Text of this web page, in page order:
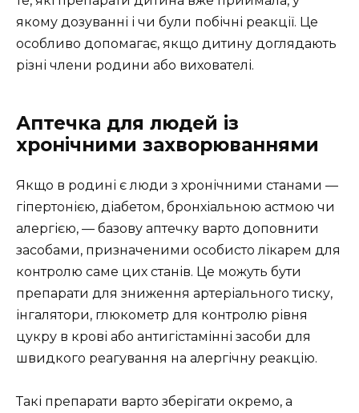
якому дозуванні і чи були побічні реакції. Це
особливо допомагає, якщо дитину доглядають
різні члени родини або вихователі.
Аптечка для людей із
хронічними захворюваннями
Якщо в родині є люди з хронічними станами —
гіпертонією, діабетом, бронхіальною астмою чи
алергією, — базову аптечку варто доповнити
засобами, призначеними особисто лікарем для
контролю саме цих станів. Це можуть бути
препарати для зниження артеріального тиску,
інгалятори, глюкометр для контролю рівня
цукру в крові або антигістамінні засоби для
швидкого реагування на алергічну реакцію.
Такі препарати варто зберігати окремо, а